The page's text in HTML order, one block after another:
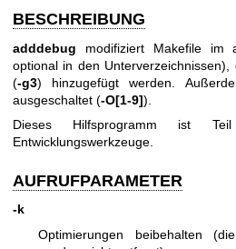
BESCHREIBUNG
adddebug modifiziert Makefile im
optional in den Unterverzeichnissen),
(-g3) hinzugefügt werden.
ausgeschaltet (-O[1-9]).
Dieses Hilfsprogramm ist
Entwicklungswerkzeuge.
AUFRUFPARAMETER
-k
Optimierungen beibehalten